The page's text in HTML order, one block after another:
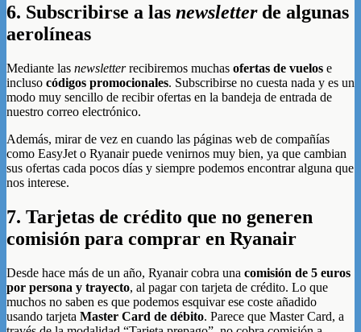
6. Subscribirse a las newsletterde algunas
aerolíneas
Mediante las newsletterrecibiremos muchas ofertas de vuelos e
incluso códigos promocionales. Subscribirse no cuesta nada y es un
modo muy sencillo de recibir ofertas en la bandeja de entrada de
nuestro correo electrónico.
Además, mirar de vez en cuando las páginas web de compañías
como EasyJet o Ryanair puede venirnos muy bien, ya que cambian
sus ofertas cada pocos días y siempre podemos encontrar alguna que
nos interese.
7. Tarjetas de crédito que no generen
comisión para comprar en Ryanair
Desde hace más de un año, Ryanair cobra una comisión de 5 euros
por persona y trayecto, al pagar con tarjeta de crédito. Lo que
muchos no saben es que podemos esquivar ese coste añadido
usando tarjeta Master Card de débito. Parece que Master Card, a